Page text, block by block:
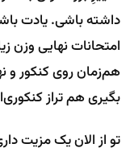
داشته باشی. یادت
هم‌زمان روی کنکور و
بگیری هم تراز
تو از الان یک مزیت